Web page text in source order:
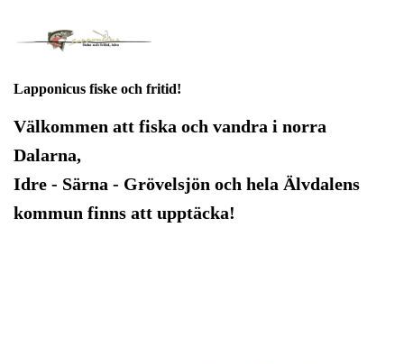
Lapponicus fiske och fritid!
Välkommen att fiska och vandra i norra
Dalarna,
Idre - Särna - Grövelsjön och hela Älvdalens
kommun finns att upptäcka!